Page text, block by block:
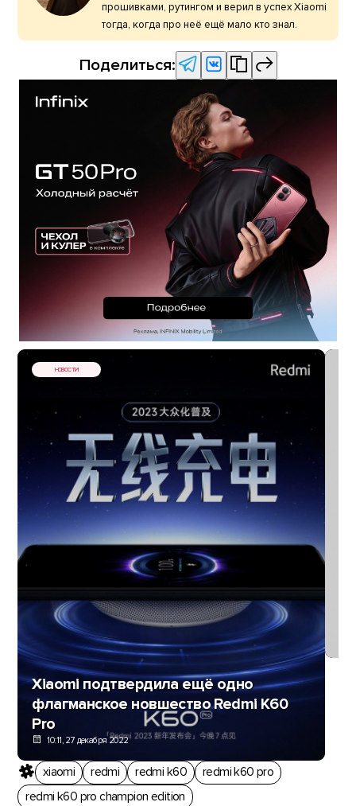
прошивками, рутингом и верил в успех Xiaomi
тогда, когда про неё ещё мало кто знал.
Поделиться:
НОВОСТИ
Xiaomi подтвердила ещё одно
флагманское новшество Redmi K60
Pro
10:11, 27 декабря 2022
xiaomi redmi redmi k60
redmi k60 pro
redmi k60 pro champion edition